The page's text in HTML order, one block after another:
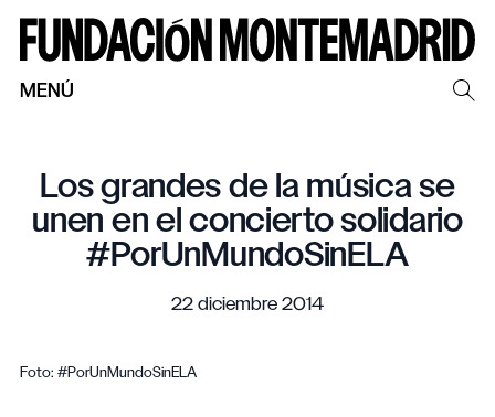
MENÚ
Los grandes de la música se
unen en el concierto solidario
#PorUnMundoSinELA
22 diciembre 2014
Foto: #PorUnMundoSinELA